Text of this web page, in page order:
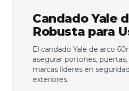
Candado Yale
Robusta para
El candado Yale de arco
asegurar portones,
marcas líderes en
exteriores.